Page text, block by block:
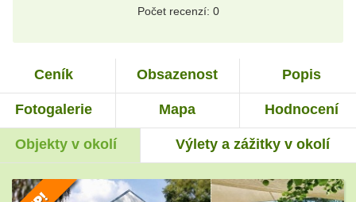
Počet recenzí: 0
Ceník Obsazenost Popis
Fotogalerie Mapa Hodnocení
Objekty v okolí Výlety a zážitky v okolí